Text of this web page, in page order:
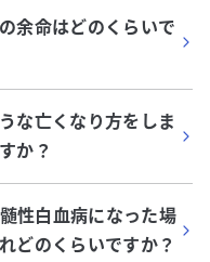
余命はどのくらいで
な亡くなり方をしま
か？
性白血病になった場
どのくらいですか？